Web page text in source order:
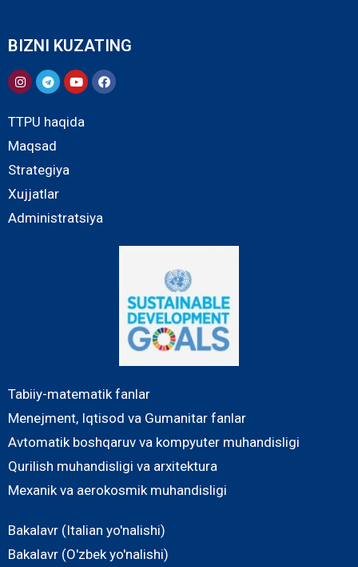
BIZNI KUZATING
TTPU haqida
Maqsad
Strategiya
Xujjatlar
Administratsiya
Tabiiy-matematik fanlar
Menejment, Iqtisod va Gumanitar fanlar
Avtomatik boshqaruv va kompyuter muhandisligi
Qurilish muhandisligi va arxitektura
Mexanik va aerokosmik muhandisligi
Bakalavr (Italian yo'nalishi)
Bakalavr (O'zbek yo'nalishi)